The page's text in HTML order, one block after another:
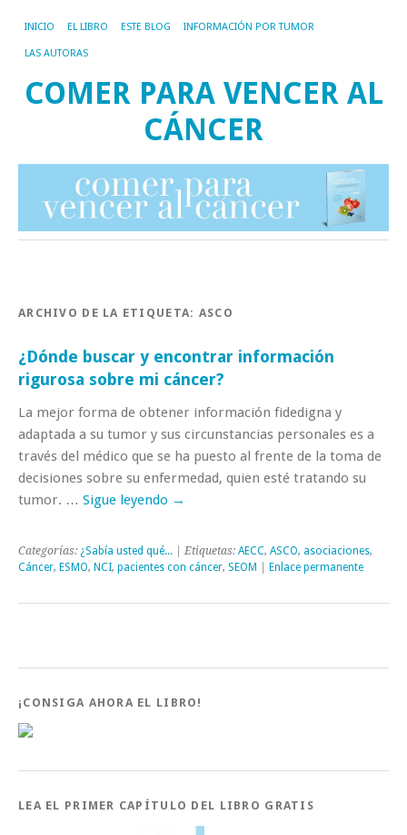
INICIO EL LIBRO ESTE BLOG INFORMACIÓN POR TUMOR
LAS AUTORAS
COMER PARA VENCER AL
CÁNCER
ARCHIVO DE LA ETIQUETA: ASCO
¿Dónde buscar y encontrar información
rigurosa sobre mi cáncer?
La mejor forma de obtener información fidedigna y
adaptada a su tumor y sus circunstancias personales es a
través del médico que se ha puesto al frente de la toma de
decisiones sobre su enfermedad, quien esté tratando su
tumor. … Sigue leyendo →
Categorías: ¿Sabía usted qué... | Etiquetas: AECC, ASCO, asociaciones,
Cáncer, ESMO, NCI, pacientes con cáncer, SEOM Enlace permanente
¡CONSIGA AHORA EL LIBRO!
LEA EL PRIMER CAPÍTULO DEL LIBRO GRATIS